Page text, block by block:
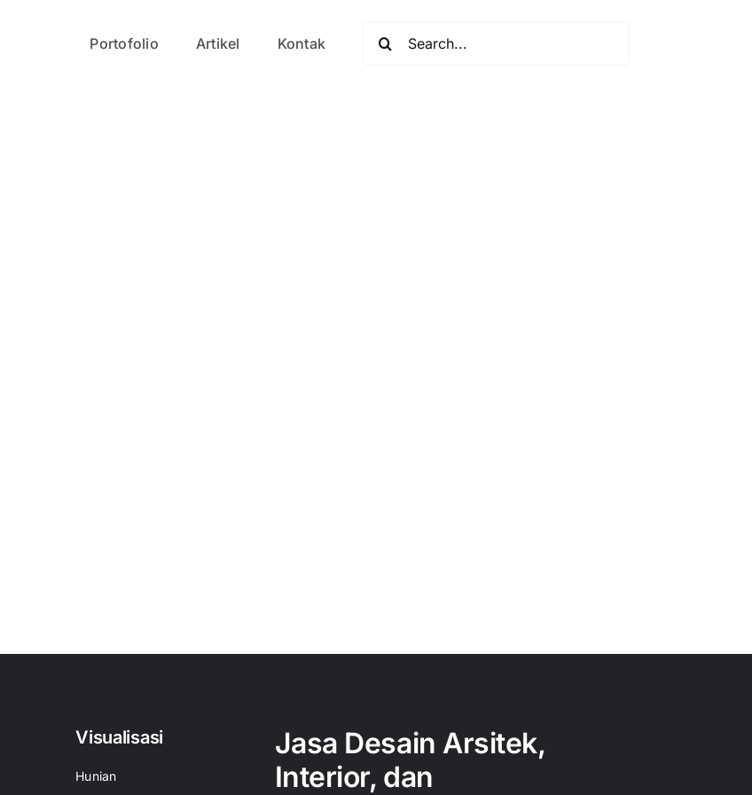
Portofolio Artikel Kontak
for:
Visualisasi
Hunian
Jasa Desain Arsitek,
Interior, dan